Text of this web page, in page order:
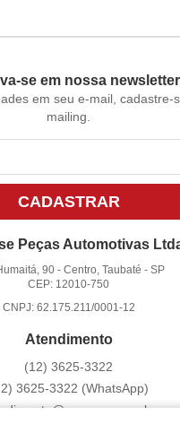
se em nossa newsletter
em seu e-mail, cadastre-
mailing.
CADASTRAR
Peças Automotivas
90 -Centro, Taubaté -SP
CEP: 12010-750
CNPJ: 62.175.211/0001-12
Atendimento
(12) 3625-3322
3625-3322 (WhatsApp)